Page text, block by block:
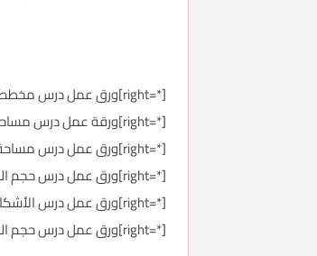
[*=right]ورق عمل درس مخطط المخروط
[*=right]ورقة عمل درس مساحات الأشكال غير المنتظمة – المركبة
[*=right]ورق عمل درس مساحة سطح الأسطوانة
[*=right]ورق عمل درس حجم المنشور والأسطوانة
[*=right]ورق عمل درس الأشكال الثلاثية الابعاد
[*=right]ورق عمل درس حجم الهرم والمخروط